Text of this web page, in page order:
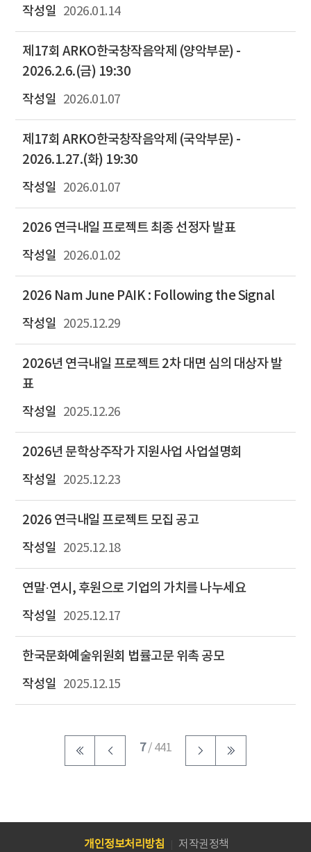
2026.01.14
제17회 ARKO한국창작음악제 (양악부문) -
2026.2.6.(금) 19:30
2026.01.07
제17회 ARKO한국창작음악제 (국악부문) -
2026.1.27.(화) 19:30
2026.01.07
2026 연극내일 프로젝트 최종 선정자 발표
2026.01.02
2026 Nam June PAIK : Following the Signal
2025.12.29
2026년 연극내일 프로젝트 2차 대면 심의 대상자 발
표
2025.12.26
2026년 문학상주작가 지원사업 사업설명회
2025.12.23
2026 연극내일 프로젝트 모집 공고
2025.12.18
연말·연시, 후원으로 기업의 가치를 나누세요
2025.12.17
한국문화예술위원회 법률고문 위촉 공모
2025.12.15
7/ 441
개인정보처리방침 저작권정책